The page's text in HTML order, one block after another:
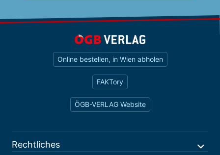
Online bestellen, in Wien abholen
FAKTory
ÖGB-VERLAG Website
Rechtliches